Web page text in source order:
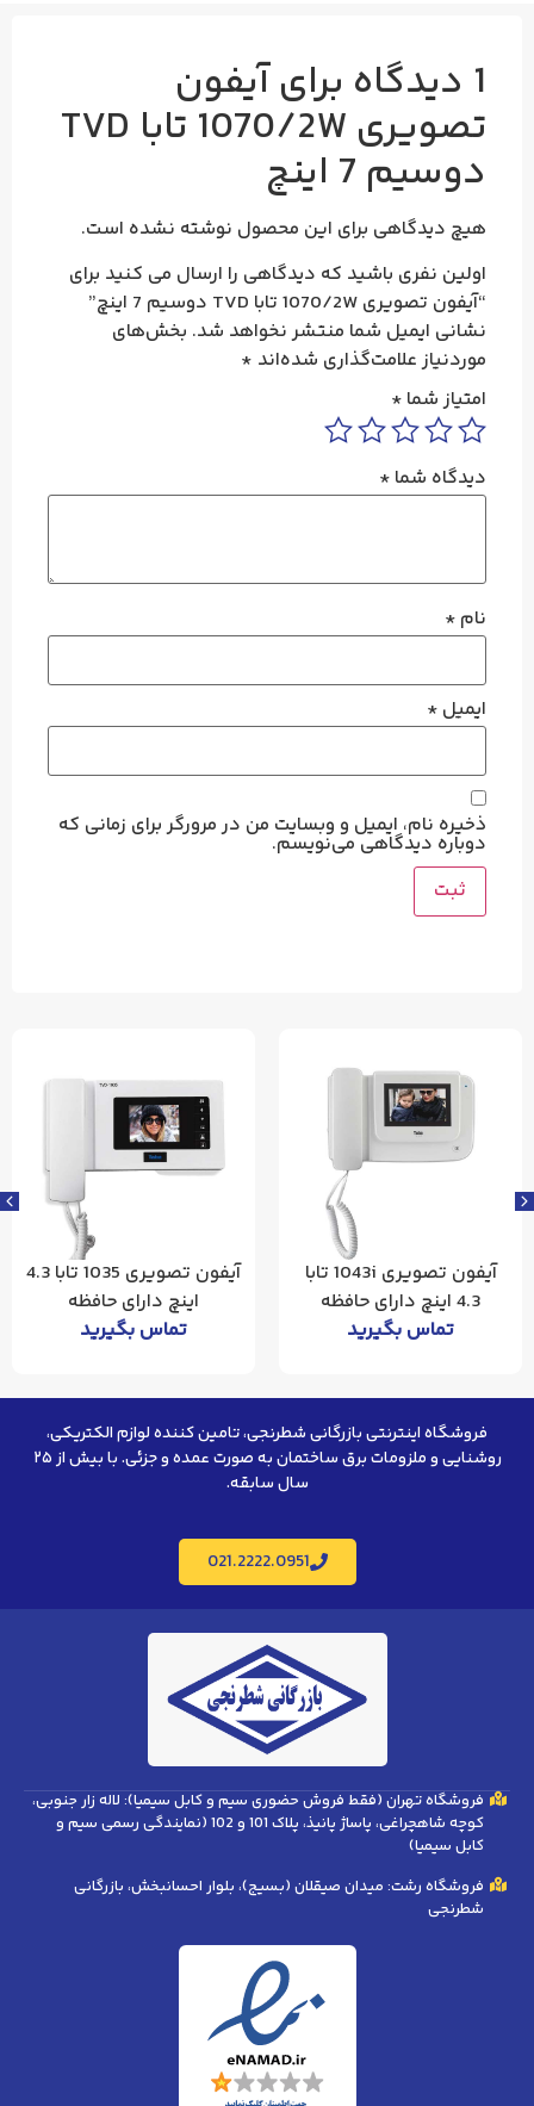
1 دیدگاه برای آیفون
تصویری 1070/2W تابا TVD
دوسیم 7 اینچ
هیچ دیدگاهی برای این محصول نوشته نشده است.
اولین نفری باشید که دیدگاهی را ارسال می کنید برای
“آیفون تصویری 1070/2W تابا TVD دوسیم 7 اینچ”
نشانی ایمیل شما منتشر نخواهد شد. بخش‌های
موردنیاز علامت‌گذاری شده‌اند *
امتیاز شما *
دیدگاه شما *
نام *
ایمیل *
ذخیره نام، ایمیل و وبسایت من در مرورگر برای زمانی که
دوباره دیدگاهی می‌نویسم.
آیفون تصویری 1043i تابا
4.3 اینچ دارای حافظه
تماس بگیرید
آیفون تصویری 1035 تابا 4.3
اینچ دارای حافظه
تماس بگیرید
فروشگاه اینترنتی بازرگانی شطرنجی، تامین کننده لوازم الکتریکی،
روشنایی و ملزومات برق ساختمان به صورت عمده و جزئی. با بیش از ۲۵
سال سابقه.
021.2222.0951
فروشگاه تهران (فقط فروش حضوری سیم و کابل سیمیا): لاله زار جنوبی،
کوچه شاهچراغی، پاساژ پانیذ، پلاک 101 و 102 (نمایندگی رسمی سیم و
کابل سیمیا)
فروشگاه رشت: میدان صیقلان (بسیج)، بلوار احسانبخش، بازرگانی
شطرنجی